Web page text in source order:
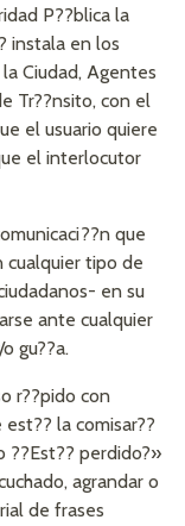
P??blica la
instala en los
Ciudad, Agentes
Tr??nsito, con el
el usuario quiere
el interlocutor
que
cualquier tipo de
en su
ante cualquier
gu??a.
r??pido con
la comisar??
??Est?? perdido?»
agrandar o
de frases